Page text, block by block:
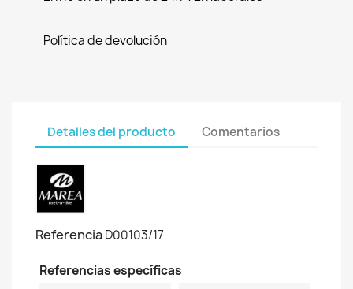
Política de devolución
Detalles del producto Comentarios
ReferenciaD00103/17
Referencias específicas